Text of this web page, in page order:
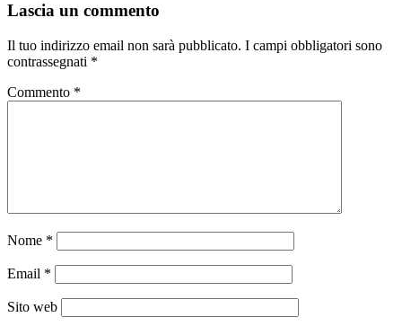
Lascia un commento
Il tuo indirizzo email non sarà pubblicato. I campi obbligatori sono
contrassegnati *
Commento *
Nome *
Email *
Sito web